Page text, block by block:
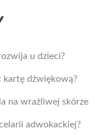
u dzieci?
kartę dźwiękową?
na wrażliwej skórze
adwokackiej?